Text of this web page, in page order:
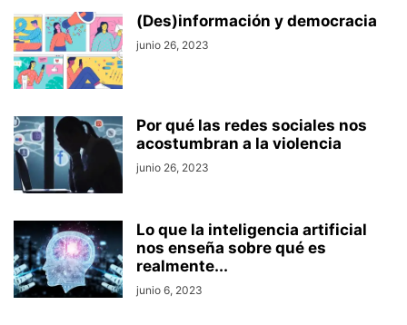
(Des)información y democracia
junio 26, 2023
Por qué las redes sociales nos
acostumbran a la violencia
junio 26, 2023
Lo que la inteligencia artificial
nos enseña sobre qué es
realmente...
junio 6, 2023